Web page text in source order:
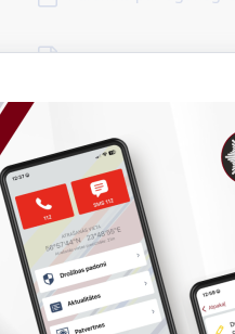
Lejupielādēt:
Kūlas ugunsgrēku
Pārskats par
Lejupielādēt:
Pārskats par
Lejupielādēt:
Noslīkušo cilvēku
Lejupielādēt:
Bojā gājušie un